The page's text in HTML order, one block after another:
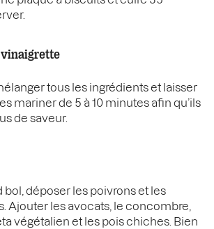
tous les ingrédients et laisser
mariner de 5 à 10 minutes afin qu’ils
de saveur.
bol, déposer les poivrons et les
Ajouter les avocats, le concombre,
végétalien et les pois chiches. Bien